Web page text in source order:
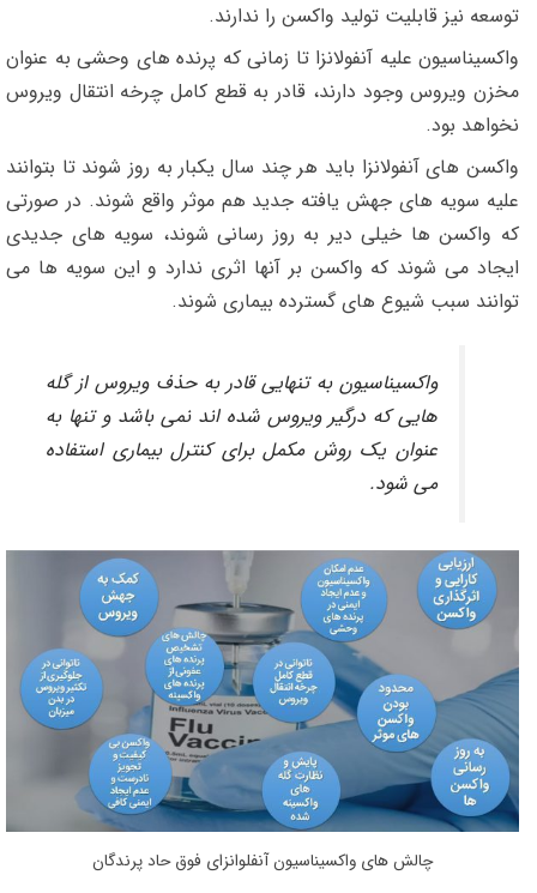
توسعه نیز قابلیت تولید واکسن را ندارند.
واکسیناسیون علیه آنفولانزا تا زمانی که پرنده های وحشی به عنوان
مخزن ویروس وجود دارند، قادر به قطع کامل چرخه انتقال ویروس
نخواهد بود.
واکسن های آنفولانزا باید هر چند سال یکبار به روز شوند تا بتوانند
علیه سویه های جهش یافته جدید هم موثر واقع شوند. در صورتی
که واکسن ها خیلی دیر به روز رسانی شوند، سویه های جدیدی
ایجاد می شوند که واکسن بر آنها اثری ندارد و این سویه ها می
توانند سبب شیوع های گسترده بیماری شوند.
واکسیناسیون به تنهایی قادر به حذف ویروس از گله
هایی که درگیر ویروس شده اند نمی باشد و تنها به
عنوان یک روش مکمل برای کنترل بیماری استفاده
می شود.
چالش های واکسیناسیون آنفلوانزای فوق حاد پرندگان